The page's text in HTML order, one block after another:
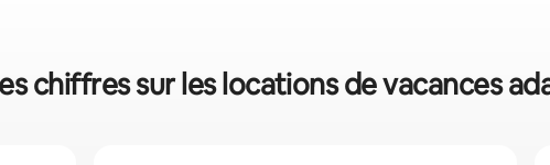
chiffres sur les locations de vacances